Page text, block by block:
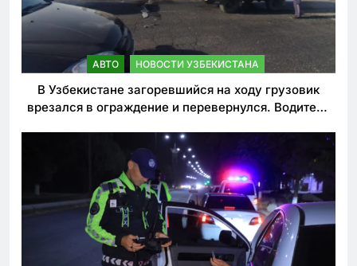
АВТО НОВОСТИ УЗБЕКИСТАНА
В Узбекистане загоревшийся на ходу грузовик
врезался в ограждение и перевернулся. Водитель